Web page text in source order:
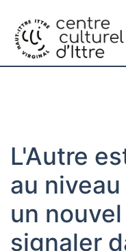
L'Autre
au
un
signaler